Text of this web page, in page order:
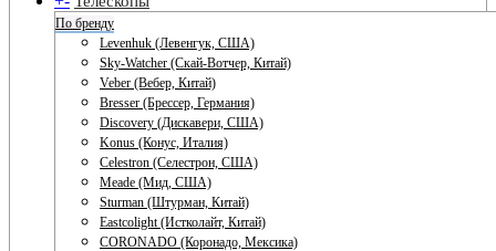
По бренду
Levenhuk (Левенгук, США)
Sky-Watcher (Скай-Вотчер, Китай)
Veber (Вебер, Китай)
Bresser (Брессер, Германия)
Discovery (Дискавери, США)
Konus (Конус, Италия)
Celestron (Селестрон, США)
Meade (Мид, США)
Sturman (Штурман, Китай)
Eastcolight (Истколайт, Китай)
CORONADO (Коронадо, Мексика)